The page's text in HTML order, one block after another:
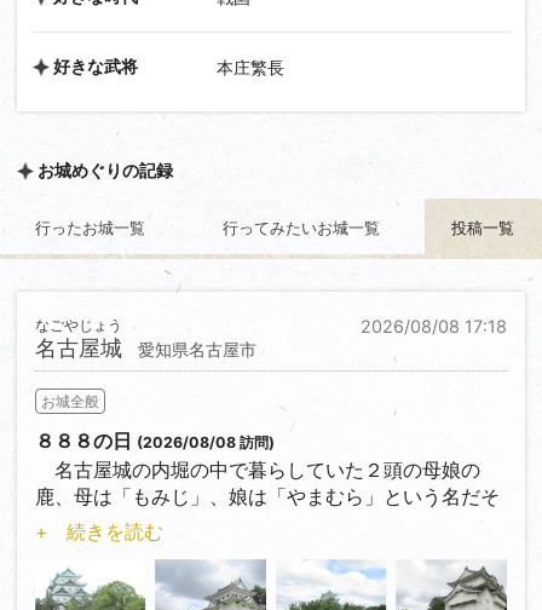
好きな武将 本庄繁長
お城めぐりの記録
行ったお城一覧 行ってみたいお城一覧 投稿一覧
2026/08/08 17:18
名古屋城
なごやじょう
愛知県名古屋市
お城全般
８８８の日 (2026/08/08 訪問)
名古屋城の内堀の中で暮らしていた２頭の母娘の
鹿、母は「もみじ」、娘は「やまむら」という名だそ
うです。その娘の方のやまむらちゃんは7月半ばから
体調を崩して獣医師さんが点滴などの治療をしていま
したが８月5日死亡が確認されました。推定年齢は１
２歳以上で老衰とみられています。 母親のもみじちゃ
+ 続きを読む